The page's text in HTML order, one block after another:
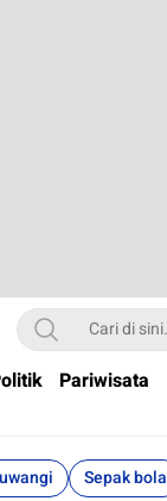
Pariwisata
Sepak bola